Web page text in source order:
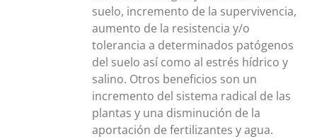
suelo, incremento de la supervivencia,
aumento de la resistencia y/o
tolerancia a determinados patógenos
del suelo así como al estrés hídrico y
salino. Otros beneficios son un
incremento del sistema radical de las
plantas y una disminución de la
aportación de fertilizantes y agua.